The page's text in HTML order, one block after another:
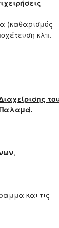
(καθαρισμός
κλπ.
Παλαμά.
,
και τις